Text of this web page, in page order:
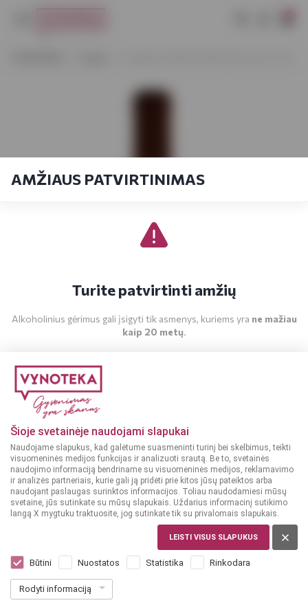
Šioje svetainėje naudojami slapukai
Naudojame slapukus, kad galėtume suasmeninti turinį bei skelbimus, teikti
visuomeninės medijos funkcijas ir analizuoti srautą. Be to, svetainės
naudojimo informaciją bendriname su visuomeninės medijos, reklamavimo
ir analizės partneriais, kurie gali ją pridėti prie kitos jūsų pateiktos arba
naudojant paslaugas surinktos informacijos. Toliau naudodamiesi mūsų
svetaine, jūs sutinkate su mūsų slapukais. Uždarius informacinį sutikimo
langą X mygtuku traktuosite, jog sutinkate tik su privalomais slapukais.
LEISTI VISUS SLAPUKUS
Būtini Nuostatos Statistika Rinkodara
Rodyti informaciją
AMŽIAUS PATVIRTINIMAS
Turite patvirtinti amžių
Alkoholinius gėrimus gali įsigyti tik asmenys, kuriems yra ne mažiau
kaip 20 metų.
Caldorla Colle dei Venti Pecorino 0,75 L
Dar nėra balsų, galite įvertinti
1499€ 19.99 € / L